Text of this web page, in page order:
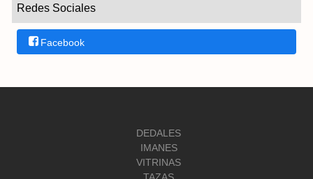
Redes Sociales
Facebook
DEDALES
IMANES
VITRINAS